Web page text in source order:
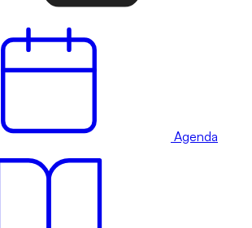
Agenda